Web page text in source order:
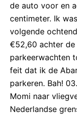
de auto voor en
centimeter. Ik
volgende
€52,60 achter de
parkeerwachten
feit dat ik de
parkeren. Bah!
Momi naar
Nederlandse